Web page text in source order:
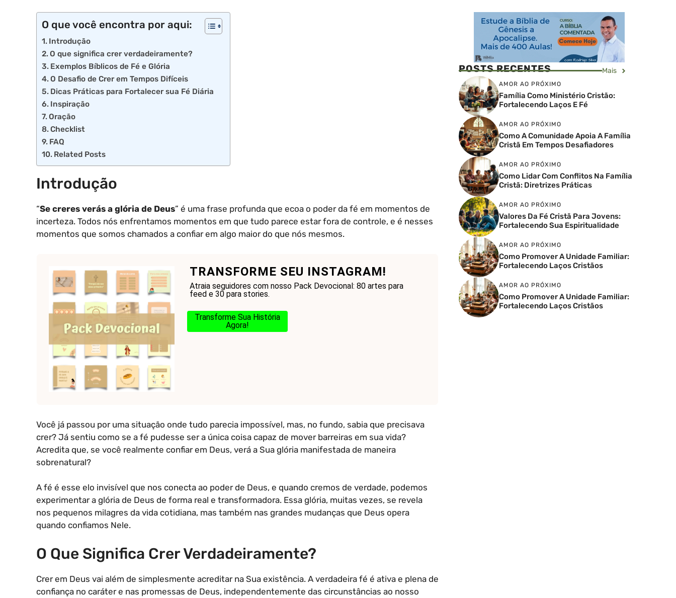
O que você encontra por aqui:
Introdução
O que significa crer verdadeiramente?
Exemplos Bíblicos de Fé e Glória
O Desafio de Crer em Tempos Difíceis
Dicas Práticas para Fortalecer sua Fé Diária
Inspiração
Oração
Checklist
FAQ
Related Posts
Introdução
“Se creres verás a glória de Deus” é uma frase profunda que ecoa o poder da fé em momentos de
incerteza. Todos nós enfrentamos momentos em que tudo parece estar fora de controle, e é nesses
momentos que somos chamados a confiar em algo maior do que nós mesmos.
TRANSFORME SEU INSTAGRAM!
Atraia seguidores com nosso Pack Devocional: 80 artes para
feed e 30 para stories.
Transforme Sua História
Agora!
Você já passou por uma situação onde tudo parecia impossível, mas, no fundo, sabia que precisava
crer? Já sentiu como se a fé pudesse ser a única coisa capaz de mover barreiras em sua vida?
Acredita que, se você realmente confiar em Deus, verá a Sua glória manifestada de maneira
sobrenatural?
A fé é esse elo invisível que nos conecta ao poder de Deus, e quando cremos de verdade, podemos
experimentar a glória de Deus de forma real e transformadora. Essa glória, muitas vezes, se revela
nos pequenos milagres da vida cotidiana, mas também nas grandes mudanças que Deus opera
quando confiamos Nele.
O Que Significa Crer Verdadeiramente?
Crer em Deus vai além de simplesmente acreditar na Sua existência. A verdadeira fé é ativa e plena de
confiança no caráter e nas promessas de Deus, independentemente das circunstâncias ao nosso
POSTS RECENTES Mais
AMOR AO PRÓXIMO
Família Como Ministério Cristão:
Fortalecendo Laços E Fé
AMOR AO PRÓXIMO
Como A Comunidade Apoia A Família
Cristã Em Tempos Desafiadores
AMOR AO PRÓXIMO
Como Lidar Com Conflitos Na Família
Cristã: Diretrizes Práticas
AMOR AO PRÓXIMO
Valores Da Fé Cristã Para Jovens:
Fortalecendo Sua Espiritualidade
AMOR AO PRÓXIMO
Como Promover A Unidade Familiar:
Fortalecendo Laços Cristãos
AMOR AO PRÓXIMO
Como Promover A Unidade Familiar:
Fortalecendo Laços Cristãos